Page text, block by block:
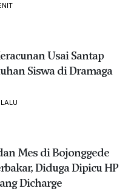
Usai Santap
Siswa di Dramaga
Mes di Bojonggede
Diduga Dipicu HP
Dicharge